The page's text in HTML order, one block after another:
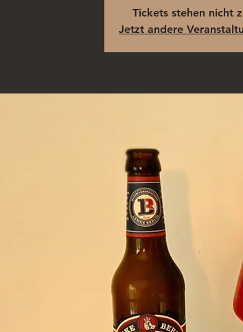
Tickets stehen nicht
Jetzt andere